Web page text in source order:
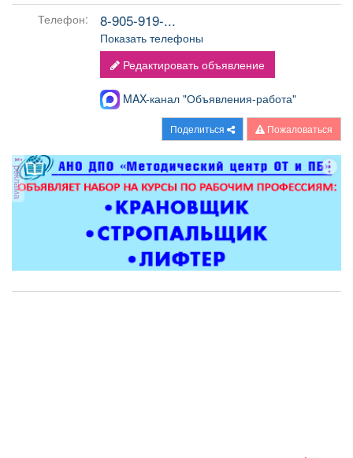
Я - пенсионер
Телефон: 8-905-919-...
Показать телефоны
Редактировать объявление
MAX-канал "Объявления-работа"
Поделиться Пожаловаться
реклама